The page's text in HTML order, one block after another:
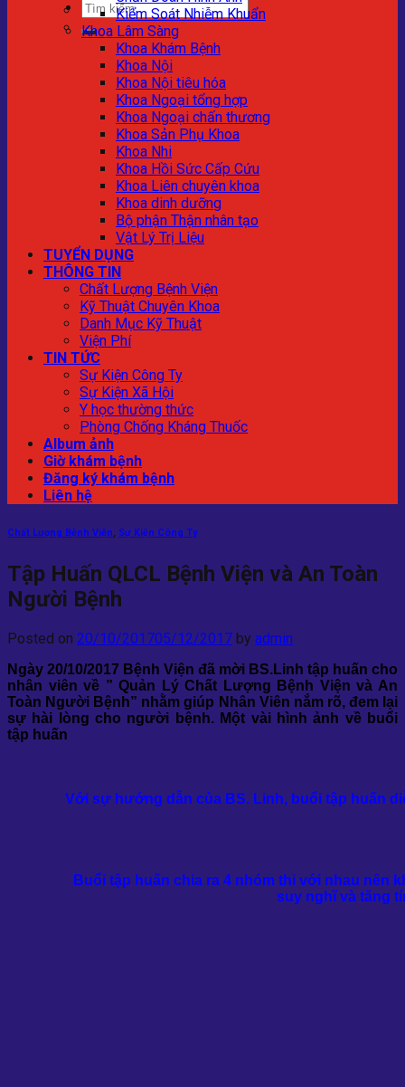
Kiểm Soát Nhiễm Khuẩn
Khoa Lâm Sàng
Khoa Khám Bệnh
Khoa Nội
Khoa Nội tiêu hóa
Khoa Ngoại tổng hợp
Khoa Ngoại chấn thương
Khoa Sản Phụ Khoa
Khoa Nhi
Khoa Hồi Sức Cấp Cứu
Khoa Liên chuyên khoa
Khoa dinh dưỡng
Bộ phận Thận nhân tạo
Vật Lý Trị Liệu
TUYỂN DỤNG
THÔNG TIN
Chất Lượng Bệnh Viện
Kỹ Thuật Chuyên Khoa
Danh Mục Kỹ Thuật
Viện Phí
TIN TỨC
Sự Kiện Công Ty
Sự Kiện Xã Hội
Y học thường thức
Phòng Chống Kháng Thuốc
Album ảnh
Giờ khám bệnh
Đăng ký khám bệnh
Liên hệ
Chất Lượng Bệnh Viện, Sự Kiện Công Ty
Tập Huấn QLCL Bệnh Viện và An Toàn
Người Bệnh
Posted on 20/10/201705/12/2017 by admin
Ngày 20/10/2017 Bệnh Viện đã mời BS.Linh tập huấn cho
nhân viên về ” Quản Lý Chất Lượng Bệnh Viện và An
Toàn Người Bệnh” nhằm giúp Nhân Viên nắm rõ, đem lại
sự hài lòng cho người bệnh. Một vài hình ảnh về buổi
tập huấn
Với sự hướng dẫn của BS. Linh, buổi tập huấn
Buổi tập huấn chia ra 4 nhóm thi với nhau nên
suy nghĩ và tăng